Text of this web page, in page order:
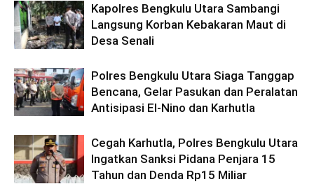
Kapolres Bengkulu Utara Sambangi
Langsung Korban Kebakaran Maut di
Desa Senali
Polres Bengkulu Utara Siaga Tanggap
Bencana, Gelar Pasukan dan Peralatan
Antisipasi El-Nino dan Karhutla
Cegah Karhutla, Polres Bengkulu Utara
Ingatkan Sanksi Pidana Penjara 15
Tahun dan Denda Rp15 Miliar